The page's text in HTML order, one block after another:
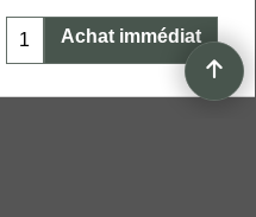
Achat immédiat